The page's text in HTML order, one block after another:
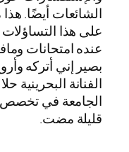
الشائعات أيضًا.
على هذا التساؤلات
عنده امتحانات
بصير إني أتركه
الفنانة
الجامعة في تخصص
قليلة مضت.